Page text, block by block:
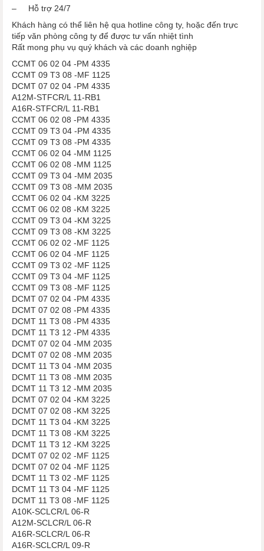
– Hỗ trợ 24/7
Khách hàng có thể liên hệ qua hotline công ty, hoặc đến trực
tiếp văn phòng công ty để được tư vấn nhiệt tình
Rất mong phụ vụ quý khách và các doanh nghiệp
CCMT 06 02 04 -PM 4335
CCMT 09 T3 08 -MF 1125
DCMT 07 02 04 -PM 4335
A12M-STFCR/L 11-RB1
A16R-STFCR/L 11-RB1
CCMT 06 02 08 -PM 4335
CCMT 09 T3 04 -PM 4335
CCMT 09 T3 08 -PM 4335
CCMT 06 02 04 -MM 1125
CCMT 06 02 08 -MM 1125
CCMT 09 T3 04 -MM 2035
CCMT 09 T3 08 -MM 2035
CCMT 06 02 04 -KM 3225
CCMT 06 02 08 -KM 3225
CCMT 09 T3 04 -KM 3225
CCMT 09 T3 08 -KM 3225
CCMT 06 02 02 -MF 1125
CCMT 06 02 04 -MF 1125
CCMT 09 T3 02 -MF 1125
CCMT 09 T3 04 -MF 1125
CCMT 09 T3 08 -MF 1125
DCMT 07 02 04 -PM 4335
DCMT 07 02 08 -PM 4335
DCMT 11 T3 08 -PM 4335
DCMT 11 T3 12 -PM 4335
DCMT 07 02 04 -MM 2035
DCMT 07 02 08 -MM 2035
DCMT 11 T3 04 -MM 2035
DCMT 11 T3 08 -MM 2035
DCMT 11 T3 12 -MM 2035
DCMT 07 02 04 -KM 3225
DCMT 07 02 08 -KM 3225
DCMT 11 T3 04 -KM 3225
DCMT 11 T3 08 -KM 3225
DCMT 11 T3 12 -KM 3225
DCMT 07 02 02 -MF 1125
DCMT 07 02 04 -MF 1125
DCMT 11 T3 02 -MF 1125
DCMT 11 T3 04 -MF 1125
DCMT 11 T3 08 -MF 1125
A10K-SCLCR/L 06-R
A12M-SCLCR/L 06-R
A16R-SCLCR/L 06-R
A16R-SCLCR/L 09-R